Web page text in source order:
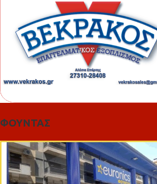
ΦΟΥΝΤΑΣ